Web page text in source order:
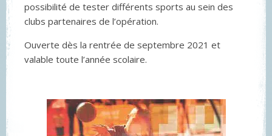
possibilité de tester différents sports au sein des
clubs partenaires de l’opération.
Ouverte dès la rentrée de septembre 2021 et
valable toute l’année scolaire.